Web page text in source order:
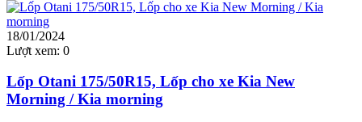
18/01/2024
Lượt xem: 0
Lốp Otani 175/50R15, Lốp cho xe Kia New
Morning / Kia morning